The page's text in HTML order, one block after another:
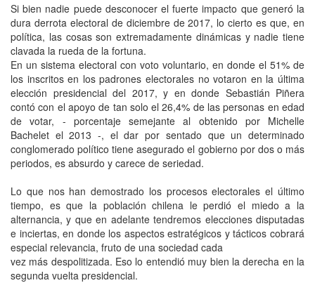
Si bien nadie puede desconocer el fuerte impacto que generó la
dura derrota electoral de diciembre de 2017, lo cierto es que, en
política, las cosas son extremadamente dinámicas y nadie tiene
clavada la rueda de la fortuna.
En un sistema electoral con voto voluntario, en donde el 51% de
los inscritos en los padrones electorales no votaron en la última
elección presidencial del 2017, y en donde Sebastián Piñera
contó con el apoyo de tan solo el 26,4% de las personas en edad
de votar, - porcentaje semejante al obtenido por Michelle
Bachelet el 2013 -, el dar por sentado que un determinado
conglomerado político tiene asegurado el gobierno por dos o más
periodos, es absurdo y carece de seriedad.
Lo que nos han demostrado los procesos electorales el último
tiempo, es que la población chilena le perdió el miedo a la
alternancia, y que en adelante tendremos elecciones disputadas
e inciertas, en donde los aspectos estratégicos y tácticos cobrará
especial relevancia, fruto de una sociedad cada
vez más despolitizada. Eso lo entendió muy bien la derecha en la
segunda vuelta presidencial.